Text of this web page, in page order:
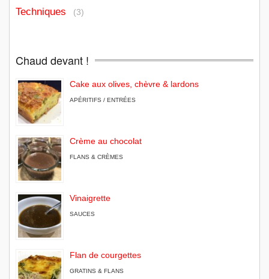
Techniques (3)
Chaud devant !
Cake aux olives, chèvre & lardons
APÉRITIFS / ENTRÉES
Crème au chocolat
FLANS & CRÈMES
Vinaigrette
SAUCES
Flan de courgettes
GRATINS & FLANS